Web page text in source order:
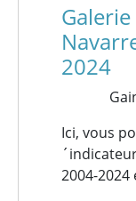
2024
Ici, vous
2004-2024